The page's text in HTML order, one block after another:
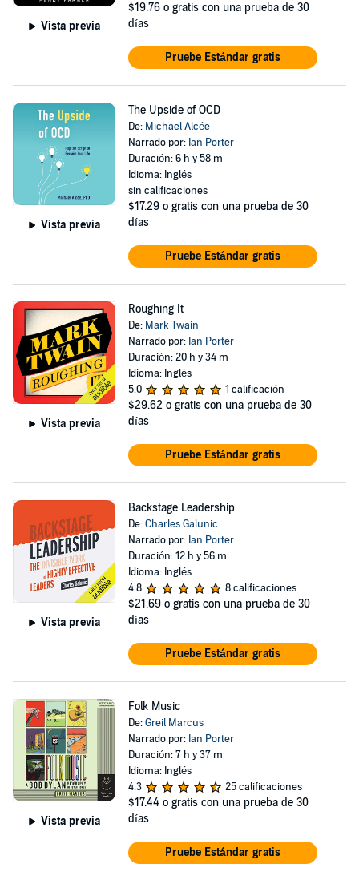
Vista previa
$19.76 o gratis con una prueba de 30
días
Pruebe Estándar gratis
Vista previa
The Upside of OCD
De: Michael Alcée
Narrado por: Ian Porter
Duración: 6 h y 58 m
Idioma: Inglés
sin calificaciones
$17.29 o gratis con una prueba de 30
días
Pruebe Estándar gratis
Vista previa
Roughing It
De: Mark Twain
Narrado por: Ian Porter
Duración: 20 h y 34 m
Idioma: Inglés
5.0
1 calificación
$29.62 o gratis con una prueba de 30
días
Pruebe Estándar gratis
Vista previa
Backstage Leadership
De:Charles Galunic
Narrado por: Ian Porter
Duración: 12 h y 56 m
Idioma: Inglés
4.8
8 calificaciones
$21.69 o gratis con una prueba de 30
días
Pruebe Estándar gratis
Vista previa
Folk Music
De:Greil Marcus
Narrado por: Ian Porter
Duración: 7 h y 37 m
Idioma: Inglés
4.3
25 calificaciones
$17.44 o gratis con una prueba de 30
días
Pruebe Estándar gratis